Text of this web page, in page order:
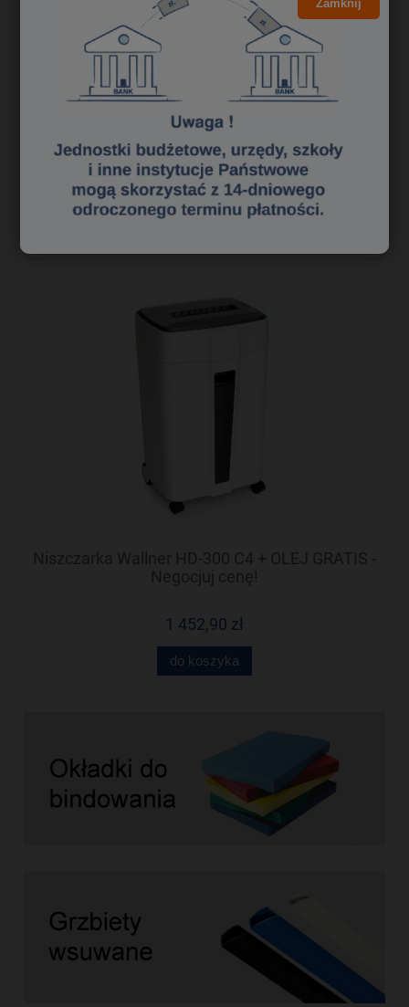
5,68 zł
do koszyka
« 1 2 3 »
Niszczarka Wallner HD-300 C4 + OLEJ GRATIS -
Negocjuj cenę!
1 452,90 zł
do koszyka
Zamknij